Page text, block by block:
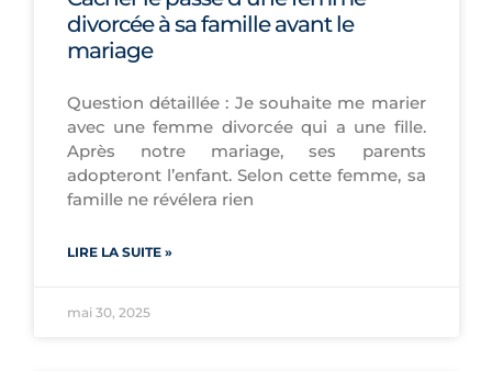
divorcée à sa famille avant le
mariage
Question détaillée : Je souhaite me marier
avec une femme divorcée qui a une fille.
Après notre mariage, ses parents
adopteront l’enfant. Selon cette femme, sa
famille ne révélera rien
LIRE LA SUITE »
mai 30, 2025